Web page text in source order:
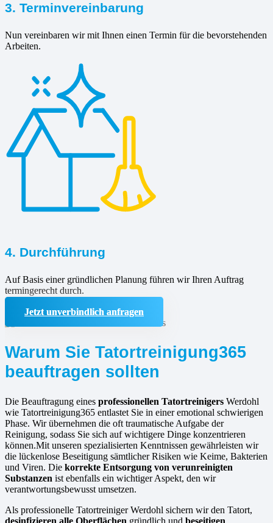
3. Terminvereinbarung
Nun vereinbaren wir mit Ihnen einen Termin für die bevorstehenden
Arbeiten.
4. Durchführung
Auf Basis einer gründlichen Planung führen wir Ihren Auftrag
termingerecht durch.
Jetzt unverbindlich anfragen
Warum Sie Tatortreinigung365
beauftragen sollten
Die Beauftragung eines professionellen Tatortreinigers Werdohl
wie Tatortreinigung365 entlastet Sie in einer emotional schwierigen
Phase. Wir übernehmen die oft traumatische Aufgabe der
Reinigung, sodass Sie sich auf wichtigere Dinge konzentrieren
können.Mit unseren spezialisierten Kenntnissen gewährleisten wir
die lückenlose Beseitigung sämtlicher Risiken wie Keime, Bakterien
und Viren. Die korrekte Entsorgung von verunreinigten
Substanzen ist ebenfalls ein wichtiger Aspekt, den wir
verantwortungsbewusst umsetzen.
Als professionelle Tatortreiniger Werdohl sichern wir den Tatort,
desinfizieren alle Oberflächen gründlich und beseitigen